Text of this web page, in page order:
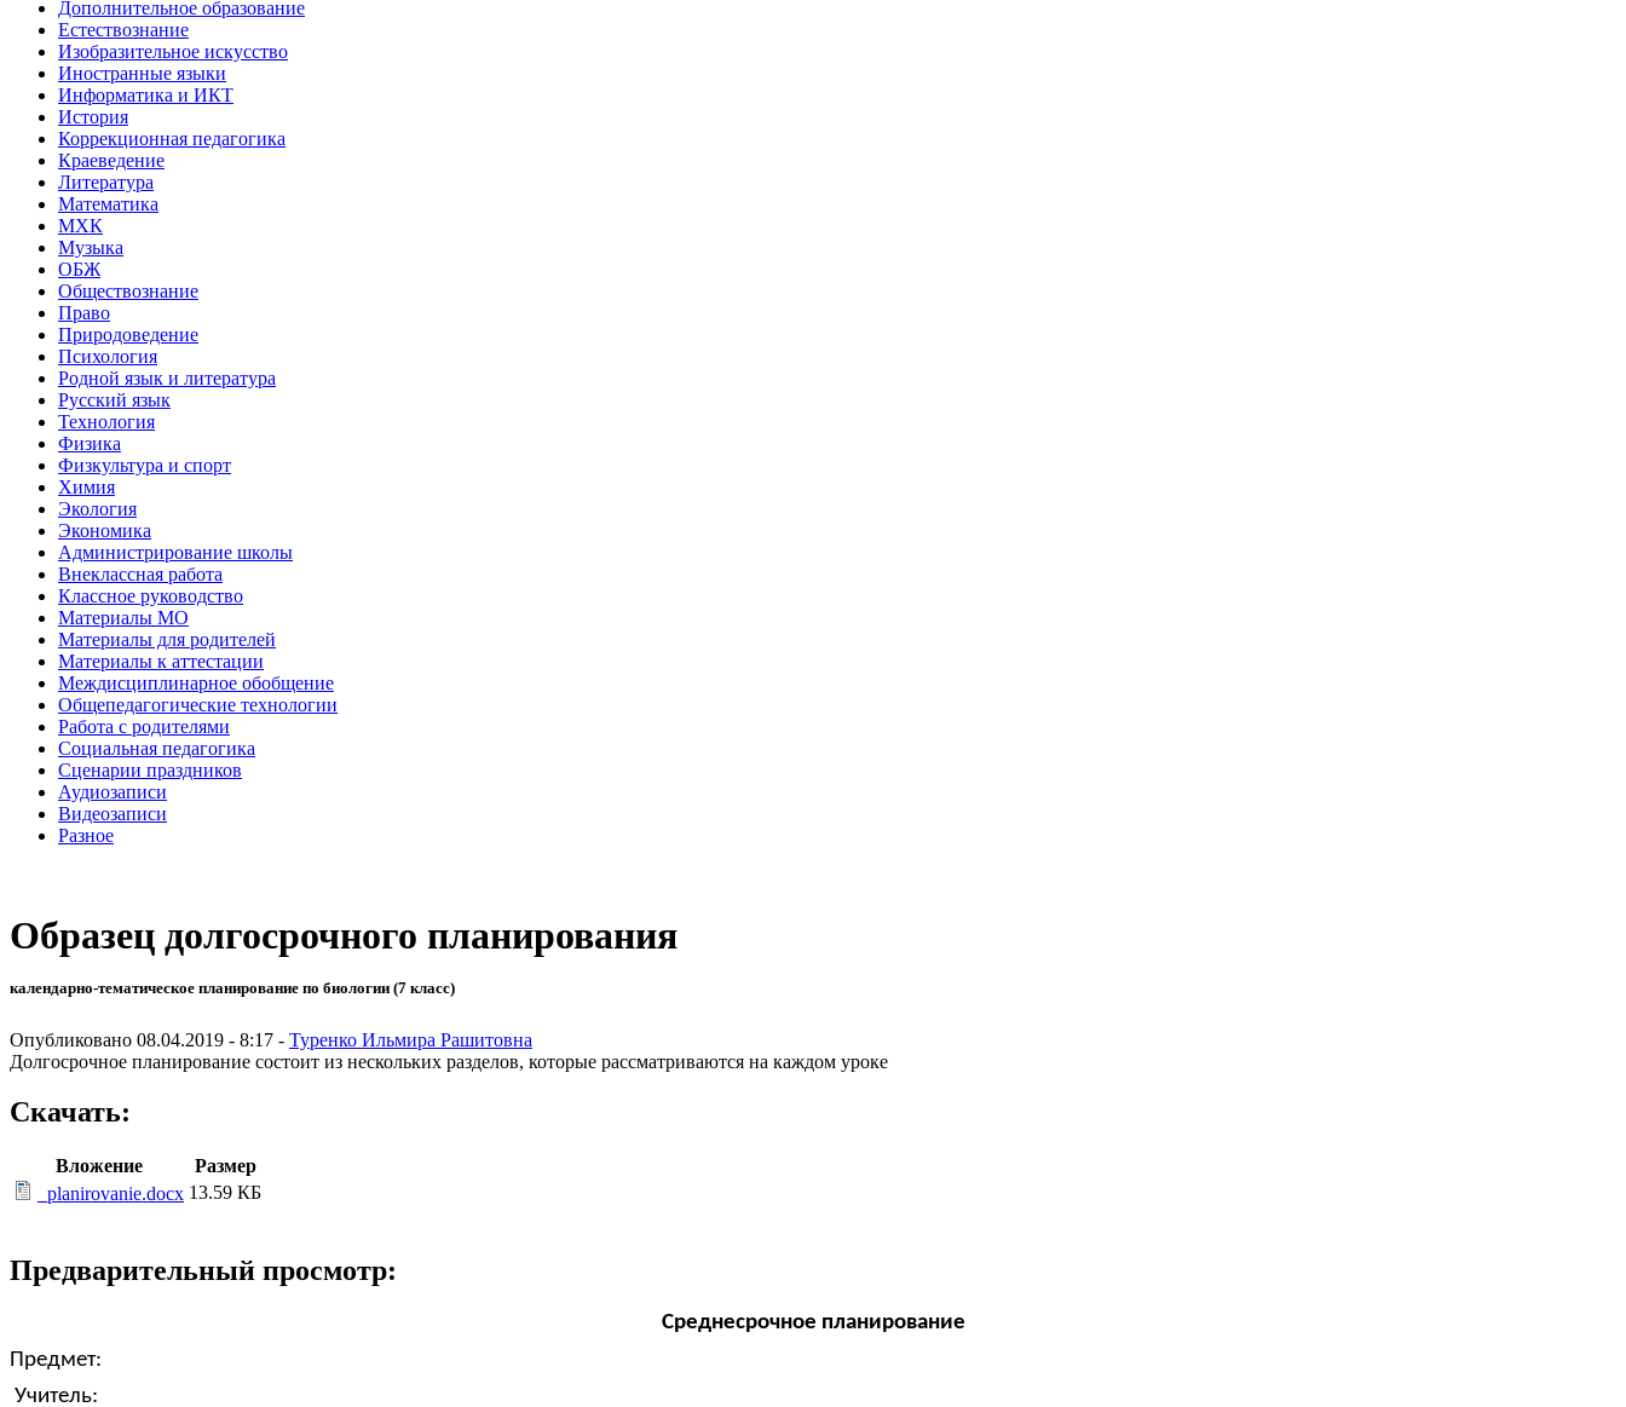
Дополнительное образование
Естествознание
Изобразительное искусство
Иностранные языки
Информатика и ИКТ
История
Коррекционная педагогика
Краеведение
Литература
Математика
МХК
Музыка
ОБЖ
Обществознание
Право
Природоведение
Психология
Родной язык и литература
Русский язык
Технология
Физика
Физкультура и спорт
Химия
Экология
Экономика
Администрирование школы
Внеклассная работа
Классное руководство
Материалы МО
Материалы для родителей
Материалы к аттестации
Междисциплинарное обобщение
Общепедагогические технологии
Работа с родителями
Социальная педагогика
Сценарии праздников
Аудиозаписи
Видеозаписи
Разное
Образец долгосрочного планирования
календарно-тематическое планирование по биологии (7 класс)
Опубликовано 08.04.2019 - 8:17 - Туренко Ильмира Рашитовна
Долгосрочное планирование состоит из нескольких разделов, которые рассматриваются на каждом уроке
Скачать:
Вложение
Размер
_planirovanie.docx 13.59 КБ
Предварительный просмотр:
Среднесрочное планирование
Предмет:
Учитель: